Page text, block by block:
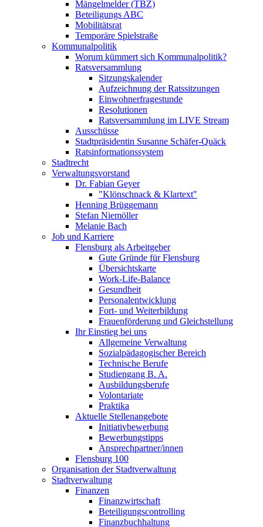
Mängelmelder (TBZ)
Beteiligungs ABC
Mobilitätsrat
Temporäre Spielstraße
Kommunalpolitik
Worum kümmert sich Kommunalpolitik?
Ratsversammlung
Sitzungskalender
Aufzeichnung der Ratssitzungen
Einwohnerfragestunde
Resolutionen
Ratsversammlung im LIVE Stream
Ausschüsse
Stadtpräsidentin Susanne Schäfer-Quäck
Ratsinformationssystem
Stadtrecht
Verwaltungsvorstand
Dr. Fabian Geyer
"Klönschnack & Klartext"
Henning Brüggemann
Stefan Niemöller
Melanie Bach
Job und Karriere
Flensburg als Arbeitgeber
Gute Gründe für Flensburg
Übersichtskarte
Work-Life-Balance
Gesundheit
Personalentwicklung
Fort- und Weiterbildung
Frauenförderung und Gleichstellung
Ihr Einstieg bei uns
Allgemeine Verwaltung
Sozialpädagogischer Bereich
Technische Berufe
Studiengang B. A.
Ausbildungsberufe
Volontariate
Praktika
Aktuelle Stellenangebote
Initiativbewerbung
Bewerbungstipps
Ansprechpartner/innen
Flensburg 100
Organisation der Stadtverwaltung
Stadtverwaltung
Finanzen
Finanzwirtschaft
Beteiligungscontrolling
Finanzbuchhaltung